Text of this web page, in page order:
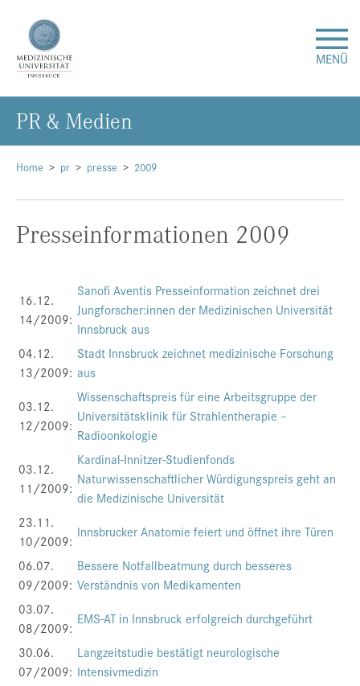
MENÜ
Forschung
Studium & Lehre
Internationales
Events
Presse
Jobs
Kontakt
Datenschutz
Service-Links
de |
Home pr presse 2009
Presseinformationen 2009
16.12.
14/2009:
Sanofi Aventis Presseinformation zeichnet drei
Jungforscher:innen der Medizinischen Universität
Innsbruck aus
04.12.
13/2009:
Stadt Innsbruck zeichnet medizinische Forschung
aus
03.12.
12/2009:
Wissenschaftspreis für eine Arbeitsgruppe der
Universitätsklinik für Strahlentherapie –
Radioonkologie
03.12.
11/2009:
Kardinal-Innitzer-Studienfonds
Naturwissenschaftlicher Würdigungspreis geht an
die Medizinische Universität
23.11.
10/2009:
Innsbrucker Anatomie feiert und öffnet ihre Türen
06.07.
09/2009:
Bessere Notfallbeatmung durch besseres
Verständnis von Medikamenten
03.07.
08/2009:
EMS-AT in Innsbruck erfolgreich durchgeführt
30.06.
07/2009:
Langzeitstudie bestätigt neurologische
Intensivmedizin
PR & Me­di­en